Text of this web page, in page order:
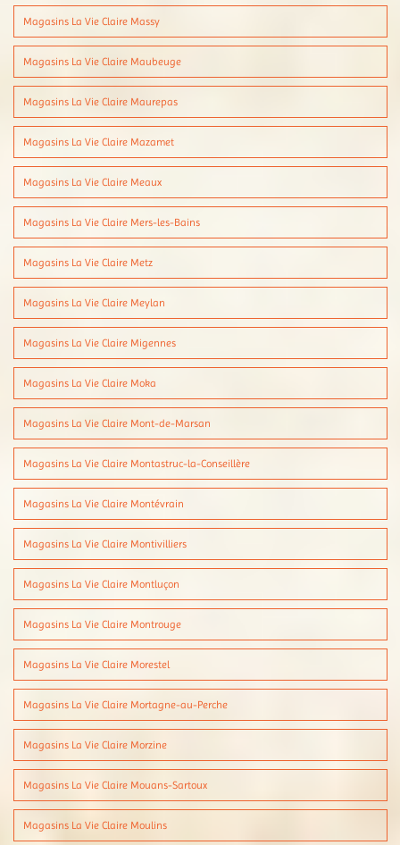
Magasins La Vie Claire Massy
Magasins La Vie Claire Maubeuge
Magasins La Vie Claire Maurepas
Magasins La Vie Claire Mazamet
Magasins La Vie Claire Meaux
Magasins La Vie Claire Mers-les-Bains
Magasins La Vie Claire Metz
Magasins La Vie Claire Meylan
Magasins La Vie Claire Migennes
Magasins La Vie Claire Moka
Magasins La Vie Claire Mont-de-Marsan
Magasins La Vie Claire Montastruc-la-Conseillère
Magasins La Vie Claire Montévrain
Magasins La Vie Claire Montivilliers
Magasins La Vie Claire Montluçon
Magasins La Vie Claire Montrouge
Magasins La Vie Claire Morestel
Magasins La Vie Claire Mortagne-au-Perche
Magasins La Vie Claire Morzine
Magasins La Vie Claire Mouans-Sartoux
Magasins La Vie Claire Moulins